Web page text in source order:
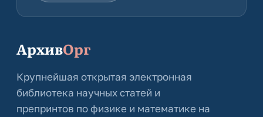
АрхивОрг
Крупнейшая открытая электронная
библиотека научных статей и
препринтов по физике и математике на